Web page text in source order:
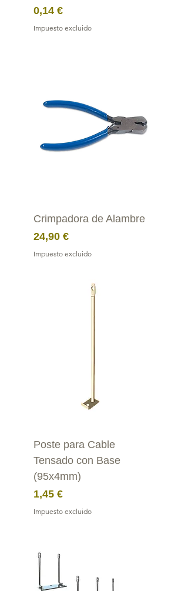
Precio
0,14 €
Impuesto excluido
Crimpadora de Alambre
Precio
24,90 €
Impuesto excluido
Poste para Cable
Tensado con Base
(95x4mm)
Precio
1,45 €
Impuesto excluido